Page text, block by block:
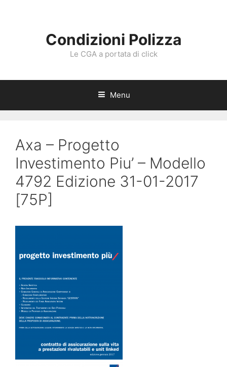
Condizioni Polizza
Le CGA a portata di click
Menu
Axa – Progetto
Investimento Piu’ – Modello
4792 Edizione 31-01-2017
[75P]